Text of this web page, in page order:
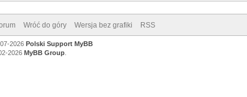
Wróć do góry Wersja bez grafiki RSS
2026 Polski Support MyBB
2026 MyBB Group.